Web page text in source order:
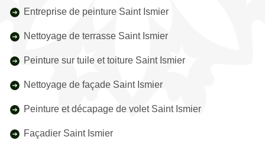
Entreprise de peinture Saint Ismier
Nettoyage de terrasse Saint Ismier
Peinture sur tuile et toiture Saint Ismier
Nettoyage de façade Saint Ismier
Peinture et décapage de volet Saint Ismier
Façadier Saint Ismier